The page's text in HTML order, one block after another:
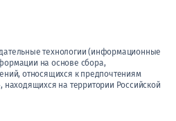
технологии (информационные
на основе сбора,
относящихся к предпочтениям
находящихся на территории Российской